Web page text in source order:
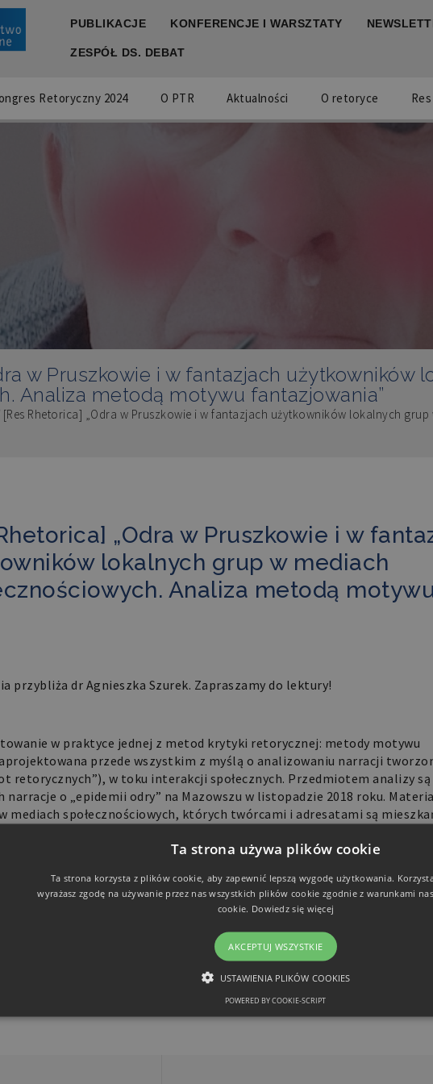
PUBLIKACJE KONFERENCJE I WARSZTATY
ZESPÓŁ DS. DEBAT
Retoryczny 2024 O PTR Aktualności O retoryce
w Pruszkowie i w fantazjach użytkowników
Analiza metodą motywu fantazjowania”
[Res Rhetorica] „Odra w Pruszkowie i w fantazjach użytkowników lokalnych
„Odra w Pruszkowie i w
lokalnych grup w mediach
Analiza metodą
przybliża dr Agnieszka Szurek. Zapraszamy do lektury!
w praktyce jednej z metod krytyki retorycznej: metody motywu
przede wszystkim z myślą o analizowaniu narracji
retorycznych”), w toku interakcji społecznych. Przedmiotem analizy są
narracje o „epidemii odry” na Mazowszu w listopadzie 2018 roku.
mediach społecznościowych, których twórcami i adresatami są
i okolicznych miejscowości. W narracjach tych wyodrębniono „motywy
zrekonstruować różne „retoryczne wizje” (na przykład „tylko
chroni przed zachorowaniem”, „odrę najlepiej jest po prostu
lokalnego porównano następnie z dyskursem na poziomie
skuteczności retorycznych wizji.
index.php/RR/article/view/358
3 (2019): Retoryka i pieniądze/Rhetoric and Money:
RR/issue/view/20
Ta strona używa plików cookie
Ta strona korzysta z plików cookie, aby zapewnić lepszą wygodę użytkowania.
wyrażasz zgodę na używanie przez nas wszystkich plików cookie zgodnie z warunkami
cookie. Dowiedz się więcej
AKCEPTUJ WSZYSTKIE
USTAWIENIA PLIKÓW COOKIES
POWERED BY COOKIE-SCRIPT